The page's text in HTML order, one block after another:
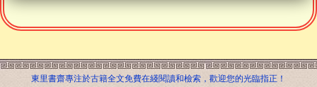
東里書齋專注於古籍全文免費在綫閱讀和檢索，歡迎您的光臨指正！